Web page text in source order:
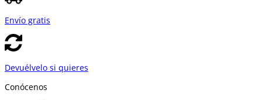
Envío gratis
Devuélvelo si quieres
Conócenos